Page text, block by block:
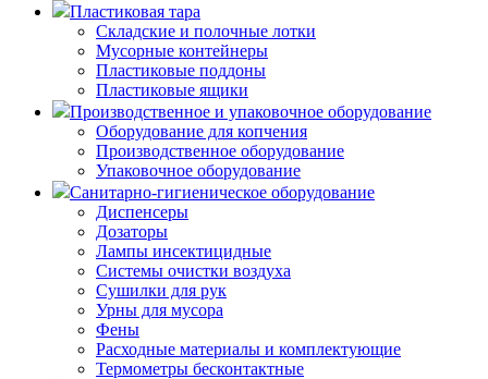
Пластиковая тара
Складские и полочные лотки
Мусорные контейнеры
Пластиковые поддоны
Пластиковые ящики
Производственное и упаковочное оборудование
Оборудование для копчения
Производственное оборудование
Упаковочное оборудование
Санитарно-гигиеническое оборудование
Диспенсеры
Дозаторы
Лампы инсектицидные
Системы очистки воздуха
Сушилки для рук
Урны для мусора
Фены
Расходные материалы и комплектующие
Термометры бесконтактные